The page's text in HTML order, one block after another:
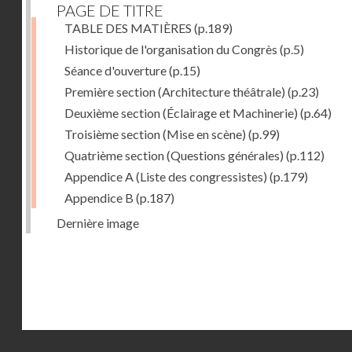
PAGE DE TITRE
TABLE DES MATIÈRES (p.189)
Historique de l'organisation du Congrès (p.5)
Séance d'ouverture(p.15)
Première section (Architecture théâtrale) (p.23)
Deuxième section (Éclairage et Machinerie) (p.64)
Troisième section (Mise en scène) (p.99)
Quatrième section (Questions générales) (p.112)
Appendice A (Liste des congressistes) (p.179)
Appendice B (p.187)
Dernière image